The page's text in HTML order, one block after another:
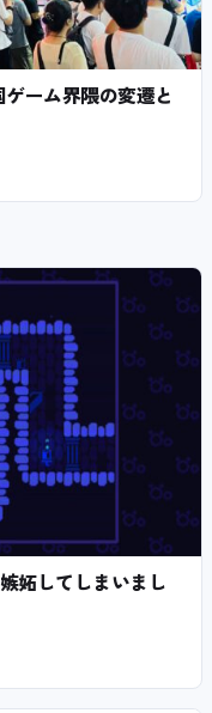
ーム界隈の変遷と
妬してしまいまし